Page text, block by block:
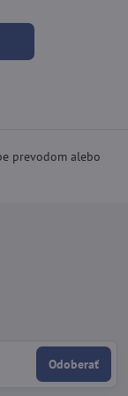
prevodom alebo
Odoberať